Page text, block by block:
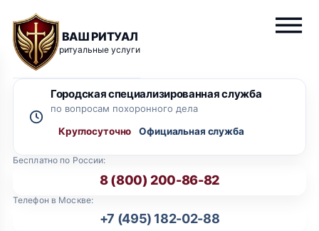
ВАШ РИТУАЛ
ритуальные услуги
Бесплатно по России:
8 (800) 200-86-82
Телефон в Москве:
+7 (495) 182-02-88
Городская специализированная служба
по вопросам похоронного дела
Круглосуточно